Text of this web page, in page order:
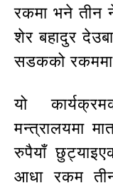
रकमा भने तीन
शेर बहादुर
सडकको रकममा
यो
मन्त्रालयमा
रुपैयाँ
आधा रकम